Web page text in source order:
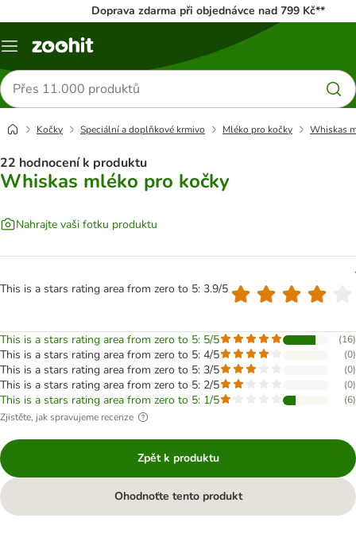
Doprava zdarma při objednávce nad 799 Kč**
Menu
Hledat
produkty
Kočky Speciální a doplňkové krmivo Mléko pro kočky Whiskas
22 hodnocení k produktu
Whiskas mléko pro kočky
Nahrajte vaši fotku produktu
This is a stars rating area from zero to 5: 3.9/5
This is a stars rating area from zero to 5: 5/5 (16)
This is a stars rating area from zero to 5: 4/5 (0)
This is a stars rating area from zero to 5: 3/5 (0)
This is a stars rating area from zero to 5: 2/5 (0)
This is a stars rating area from zero to 5: 1/5 (6)
Zjistěte, jak spravujeme recenze
Zpět k produktu
Ohodnoťte tento produkt